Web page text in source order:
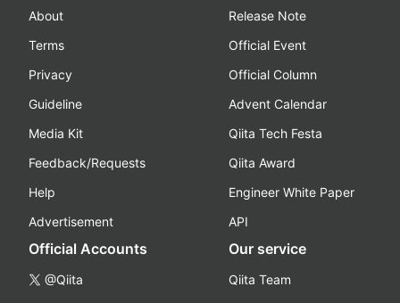
About
Terms
Privacy
Guideline
Media Kit
Feedback/Requests
Help
Advertisement
Release Note
Official Event
Official Column
Advent Calendar
Qiita Tech Festa
Qiita Award
Engineer White Paper
API
Official Accounts
@Qiita
Our service
Qiita Team